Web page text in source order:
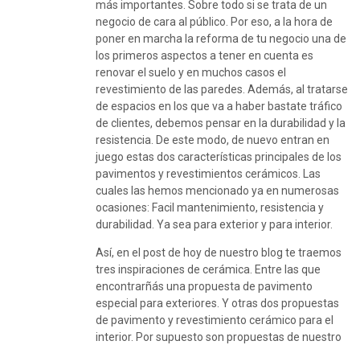
más importantes. Sobre todo si se trata de un
negocio de cara al público. Por eso, a la hora de
poner en marcha la reforma de tu negocio una de
los primeros aspectos a tener en cuenta es
renovar el suelo y en muchos casos el
revestimiento de las paredes. Además, al tratarse
de espacios en los que va a haber bastate tráfico
de clientes, debemos pensar en la durabilidad y la
resistencia. De este modo, de nuevo entran en
juego estas dos características principales de los
pavimentos y revestimientos cerámicos. Las
cuales las hemos mencionado ya en numerosas
ocasiones: Facil mantenimiento, resistencia y
durabilidad. Ya sea para exterior y para interior.
Así, en el post de hoy de nuestro blog te traemos
tres inspiraciones de cerámica. Entre las que
encontrarñás una propuesta de pavimento
especial para exteriores. Y otras dos propuestas
de pavimento y revestimiento cerámico para el
interior. Por supuesto son propuestas de nuestro